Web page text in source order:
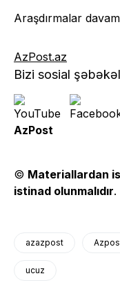
Araşdırmalar
AzPost.az
Bizi sosial
AzPost
© Materiallardan
istinad olunmalıdır.
azazpost
ucuz